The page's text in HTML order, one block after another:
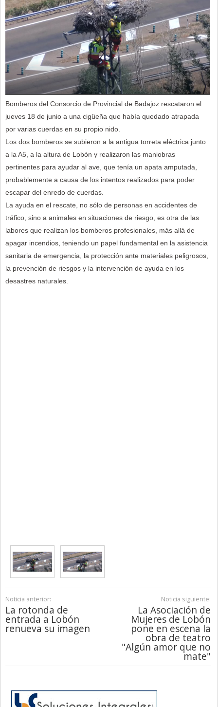
Bomberos del Consorcio de Provincial de Badajoz rescataron el
jueves 18 de junio a una cigüeña que había quedado atrapada
por varias cuerdas en su propio nido.
Los dos bomberos se subieron a la antigua torreta eléctrica junto
a la A5, a la altura de Lobón y realizaron las maniobras
pertinentes para ayudar al ave, que tenía un apata amputada,
probablemente a causa de los intentos realizados para poder
escapar del enredo de cuerdas.
La ayuda en el rescate, no sólo de personas en accidentes de
tráfico, sino a animales en situaciones de riesgo, es otra de las
labores que realizan los bomberos profesionales, más allá de
apagar incendios, teniendo un papel fundamental en la asistencia
sanitaria de emergencia, la protección ante materiales peligrosos,
la prevención de riesgos y la intervención de ayuda en los
desastres naturales.
Noticia anterior:
La rotonda de
entrada a Lobón
renueva su imagen
Noticia siguiente:
La Asociación de
Mujeres de Lobón
pone en escena la
obra de teatro
"Algún amor que no
mate"